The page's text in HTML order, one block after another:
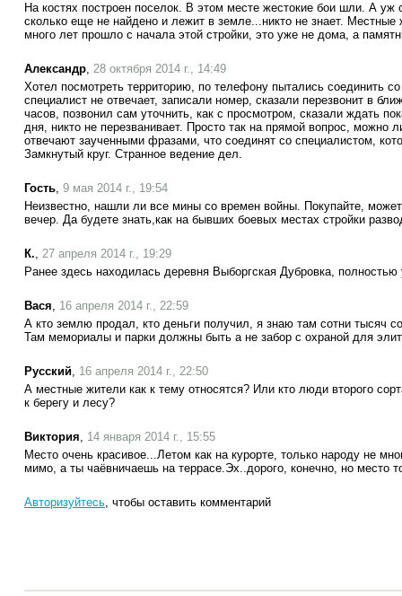
На костях построен поселок. В этом месте жестокие бои шли. А уж
сколько еще не найдено и лежит в земле...никто не знает.
много лет прошло с начала этой стройки, это уже не дома, а
Александр, 28 октября 2014 г., 14:49
Хотел посмотреть территорию, по телефону пытались соединить
специалист не отвечает, записали номер, сказали перезвонит в
часов, позвонил сам уточнить, как с просмотром, сказали ждать
дня, никто не перезванивает. Просто так на прямой вопрос, можно
отвечают заученными фразами, что соединят со специалистом,
Замкнутый круг. Странное ведение дел.
Гость, 9 мая 2014 г., 19:54
Неизвестно, нашли ли все мины со времен войны. Покупайте,
вечер. Да будете знать,как на бывших боевых местах стройки
К., 27 апреля 2014 г., 19:29
Ранее здесь находилась деревня Выборгская Дубровка,
Вася, 16 апреля 2014 г., 22:59
А кто землю продал, кто деньги получил, я знаю там сотни тысяч
Там мемориалы и парки должны быть а не забор с охраной для
Русский, 16 апреля 2014 г., 22:50
А местные жители как к тему относятся? Или кто люди второго
к берегу и лесу?
Виктория, 14 января 2014 г., 15:55
Место очень красивое...Летом как на курорте, только народу не
мимо, а ты чаёвничаешь на террасе.Эх..дорого, конечно, но место
Авторизуйтесь, чтобы оставить комментарий